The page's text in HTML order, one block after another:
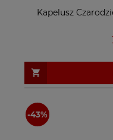
Kapelusz